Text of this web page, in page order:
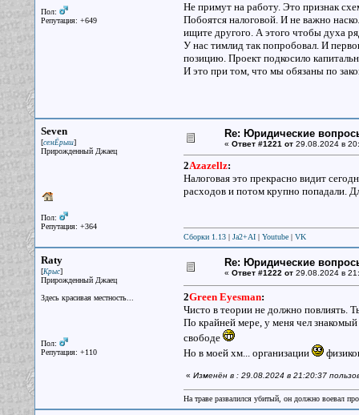
Пол:
Репутация: +649
Не примут на работу. Это признак
Побоятся налоговой. И не важно
ищите другого. А этого чтобы духа
У нас тимлид так попробовал. И
позицию. Проект подкосило
И это при том, что мы обязаны по
Seven
[семЁрыш]
Прирожденный Джаец
Пол:
Репутация: +364
Re: Юридические
« Ответ #1221 от29.08.2024 в
2Azazellz:
Налоговая это прекрасно видит
расходов и потом крупно попадали.
Сборки 1.13| Ja2+AI| Youtube| VK
Raty
[Крыс]
Прирожденный Джаец
Здесь красивая местность...
Пол:
Репутация: +110
Re: Юридические
« Ответ #1222 от29.08.2024 в
2Green Eyesman:
Чисто в теории не должно повлиять.
По крайней мере, у меня чел
свободе
Но в моей хм... организации
« Изменён в : 29.08.2024 в 21:20:37
На траве развалился убитый, он должно воевал